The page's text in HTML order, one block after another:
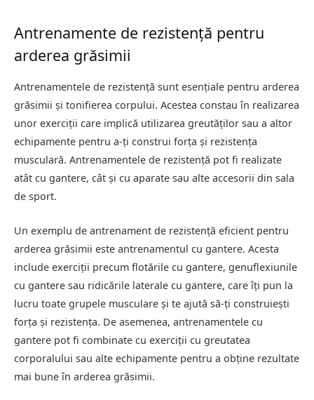
Antrenamente de rezistență pentru
arderea grăsimii
Antrenamentele de rezistență sunt esențiale pentru arderea
grăsimii și tonifierea corpului. Acestea constau în realizarea
unor exerciții care implică utilizarea greutăților sau a altor
echipamente pentru a-ți construi forța și rezistența
musculară. Antrenamentele de rezistență pot fi realizate
atât cu gantere, cât și cu aparate sau alte accesorii din sala
de sport.
Un exemplu de antrenament de rezistență eficient pentru
arderea grăsimii este antrenamentul cu gantere. Acesta
include exerciții precum flotările cu gantere, genuflexiunile
cu gantere sau ridicările laterale cu gantere, care îți pun la
lucru toate grupele musculare și te ajută să-ți construiești
forța și rezistența. De asemenea, antrenamentele cu
gantere pot fi combinate cu exerciții cu greutatea
corporalului sau alte echipamente pentru a obține rezultate
mai bune în arderea grăsimii.